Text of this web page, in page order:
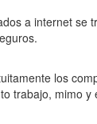
a internet se
los
trabajo, mimo y